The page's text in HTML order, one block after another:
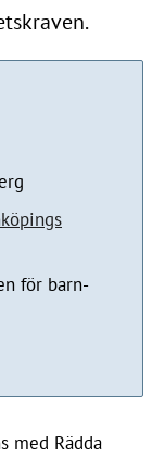
för barn-
med Rädda